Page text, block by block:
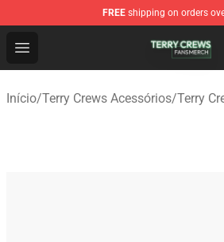
FREE shipping on orders
Open menu
Terry Crews Shop - Official
Início/Terry Crews Acessórios/Terry